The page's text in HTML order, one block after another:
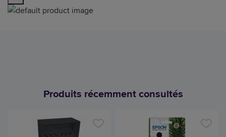
Produits récemment consultés